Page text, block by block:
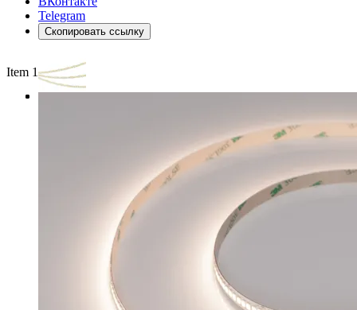
Telegram
Скопировать ссылку
Item 1 of 3